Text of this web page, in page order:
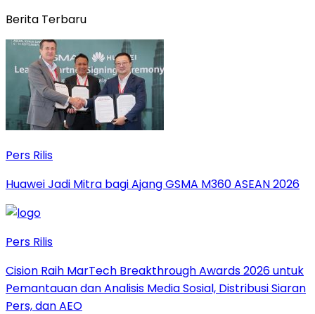
Berita Terbaru
Pers Rilis
Huawei Jadi Mitra bagi Ajang GSMA M360 ASEAN 2026
Pers Rilis
Cision Raih MarTech Breakthrough Awards 2026 untuk
Pemantauan dan Analisis Media Sosial, Distribusi Siaran
Pers, dan AEO